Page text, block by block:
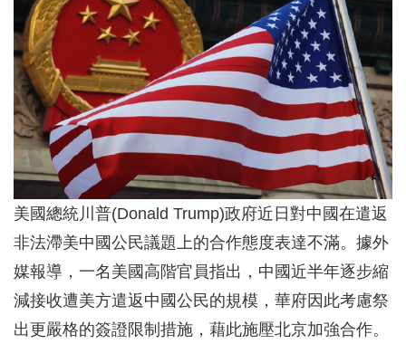
美國總統川普(Donald Trump)政府近日對中國在遣返
非法滯美中國公民議題上的合作態度表達不滿。據外
媒報導，一名美國高階官員指出，中國近半年逐步縮
減接收遭美方遣返中國公民的規模，華府因此考慮祭
出更嚴格的簽證限制措施，藉此施壓北京加強合作。